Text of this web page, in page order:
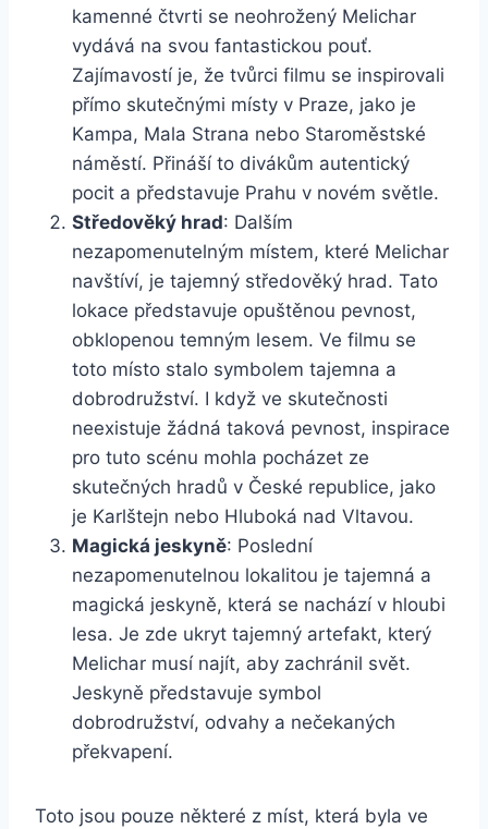
kamenné čtvrti se neohrožený Melichar
vydává na ⁢svou ​fantastickou⁢ pouť.
Zajímavostí je, ‌že tvůrci filmu se​ inspirovali
přímo skutečnými místy⁤ v ⁣Praze, jako‍ je
Kampa, Mala Strana nebo ⁤Staroměstské
náměstí. Přináší to⁢ divákům autentický
pocit a představuje Prahu v novém světle.
Středověký hrad: ​Dalším
nezapomenutelným místem, které Melichar
⁤navštíví, je tajemný středověký hrad. Tato
lokace představuje opuštěnou pevnost,‍
obklopenou temným lesem.‍ Ve ⁢filmu se
toto místo stalo symbolem tajemna a
dobrodružství. I když ve skutečnosti
neexistuje žádná taková pevnost, inspirace
pro tuto scénu mohla pocházet ze
skutečných hradů ‍v České republice, jako
je Karlštejn nebo Hluboká nad Vltavou.
Magická ⁢jeskyně: Poslední
nezapomenutelnou lokalitou je tajemná ⁣a
magická ‌jeskyně, která se‍ nachází⁣ v hloubi ​
lesa. Je zde ukryt tajemný artefakt, který
Melichar musí najít, aby zachránil svět.
Jeskyně představuje symbol
dobrodružství, odvahy a ⁢nečekaných
překvapení.
Toto ⁢jsou ⁢pouze některé z ‌míst, která⁢ byla ve